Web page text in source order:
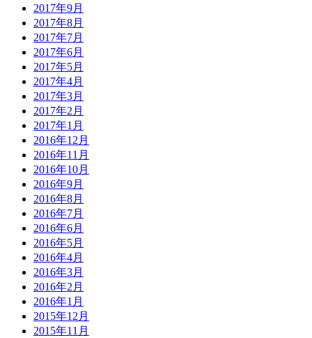
2017年9月
2017年8月
2017年7月
2017年6月
2017年5月
2017年4月
2017年3月
2017年2月
2017年1月
2016年12月
2016年11月
2016年10月
2016年9月
2016年8月
2016年7月
2016年6月
2016年5月
2016年4月
2016年3月
2016年2月
2016年1月
2015年12月
2015年11月